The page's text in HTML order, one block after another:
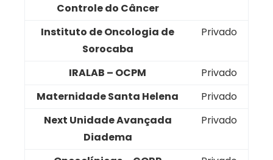
Controle do Câncer
Instituto de Oncologia de
Sorocaba
Privado
IRALAB – OCPM
Privado
Maternidade Santa Helena
Privado
Next Unidade Avançada
Diadema
Privado